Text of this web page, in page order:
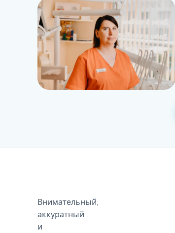
Внимательный,
аккуратный
и